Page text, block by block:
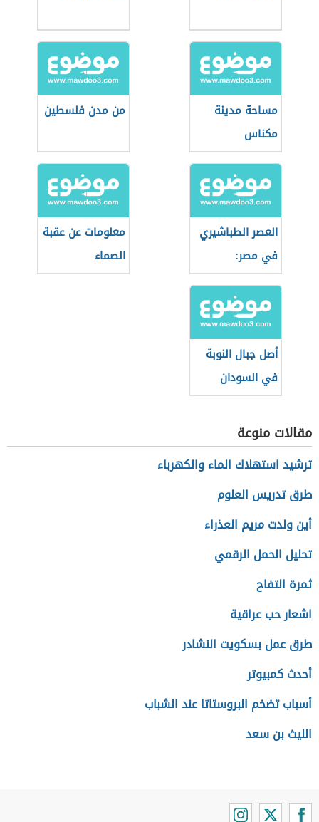
مساحة مدينة
مكناس
من مدن فلسطين
العصر الطباشيري
في مصر:
الجيولوجيا
والأحداث
معلومات عن عقبة
الصماء
أصل جبال النوبة
في السودان
مقالات منوعة
ترشيد استهلاك الماء والكهرباء
طرق تدريس العلوم
أين ولدت مريم العذراء
تحليل الحمل الرقمي
ثمرة التفاح
اشعار حب عراقية
طرق عمل بسكويت النشادر
أحدث كمبيوتر
أسباب تضخم البروستاتا عند الشباب
الليث بن سعد